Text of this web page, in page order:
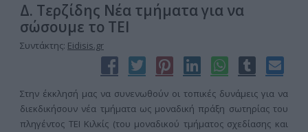
Δ. Τερζίδης Νέα τμήματα για να
σώσουμε το ΤΕΙ
Συντάκτης: Eidisis.gr
Στην έκκλησή μας να συνενωθούν οι τοπικές δυνάμεις για να
διεκδικήσουν νέα τμήματα ως μοναδική πράξη σωτηρίας του
πληγέντος ΤΕΙ Κιλκίς (του μοναδικού τμήματος σχεδίασης και